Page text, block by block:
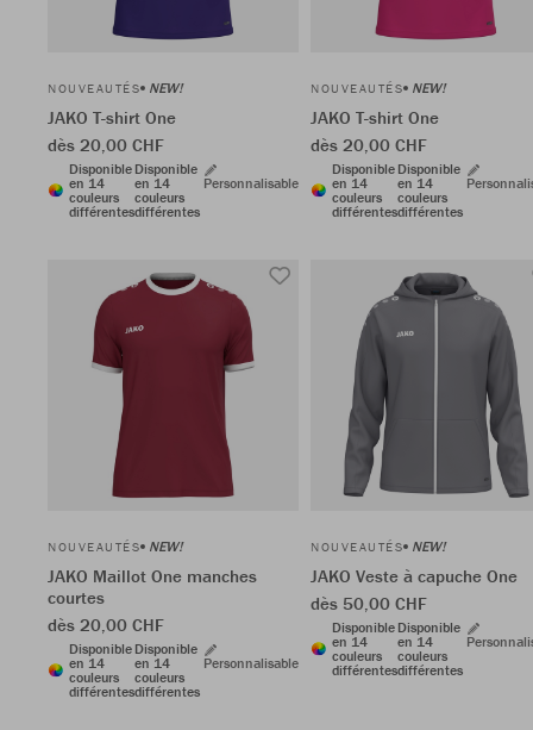
NOUVEAUTÉS NEW!
JAKO T-shirt One
dès 20,00 CHF
Disponible
en 14
couleurs
différentes
Disponible
en 14
couleurs
différentes
Personnalisable
NOUVEAUTÉS NEW!
JAKO T-shirt One
dès 20,00 CHF
Disponible
en 14
couleurs
différentes
Disponible
en 14
couleurs
différentes
NOUVEAUTÉS NEW!
JAKO Maillot One manches
courtes
dès 20,00 CHF
Disponible
en 14
couleurs
différentes
Disponible
en 14
couleurs
différentes
Personnalisable
NOUVEAUTÉS NEW!
JAKO Veste à capuche One
dès 50,00 CHF
Disponible
en 14
couleurs
différentes
Disponible
en 14
couleurs
différentes